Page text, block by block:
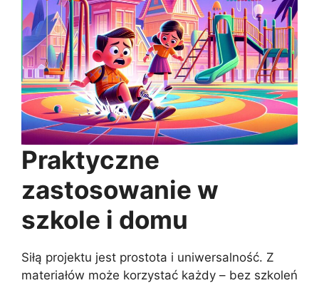
Praktyczne
zastosowanie w
szkole i domu
Siłą projektu jest prostota i uniwersalność. Z
materiałów może korzystać każdy – bez szkoleń